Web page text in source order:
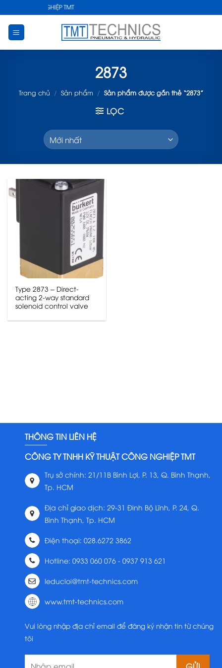
to
content
CÔNG NGHIỆP TMT
2873
Trang chủ / Sản phẩm / Sản phẩm được gắn thẻ “2873”
LỌC
Type 2873 – Direct-
acting 2-way standard
solenoid control valve
THÔNG TIN LIÊN HỆ
CÔNG TY TNHH KỸ THUẬT CÔNG NGHIỆP TMT
Trụ sở chính: 21/11B Bình Lợi, P. 13, Q. Bình Thạnh,
Tp. HCM
Địa chỉ giao dịch: 29-31 Đinh Bộ Lĩnh, P. 24, Q.
Bình Thạnh, Tp. HCM
Điện thoại: 028.6272 3862
Hotline: 0933 060 076 - 0937 913 621
leducloi@tmt-technics.com
www.tmt-technics.com
Vui lòng nhập địa chỉ email để đăng ký nhận tin từ chúng
tôi